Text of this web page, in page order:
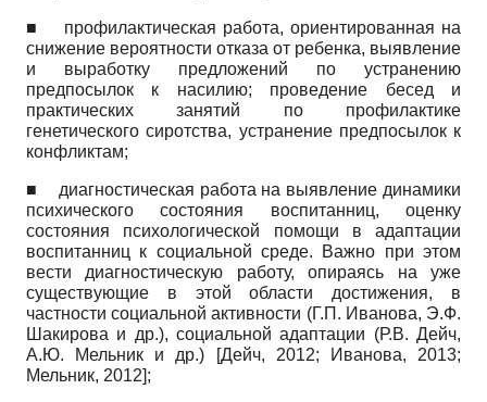
■ профилактическая работа, ориентированная на
снижение вероятности отказа от ребенка, выявление
и выработку предложений по устранению
предпосылок к насилию; проведение бесед и
практических занятий по профилактике
генетического сиротства, устранение предпосылок к
конфликтам;
■ диагностическая работа на выявление динамики
психического состояния воспитанниц, оценку
состояния психологической помощи в адаптации
воспитанниц к социальной среде. Важно при этом
вести диагностическую работу, опираясь на уже
существующие в этой области достижения, в
частности социальной активности (Г.П. Иванова, Э.Ф.
Шакирова и др.), социальной адаптации (Р.В. Дейч,
А.Ю. Мельник и др.)
[Дейч, 2012; Иванова, 2013;
Мельник, 2012];